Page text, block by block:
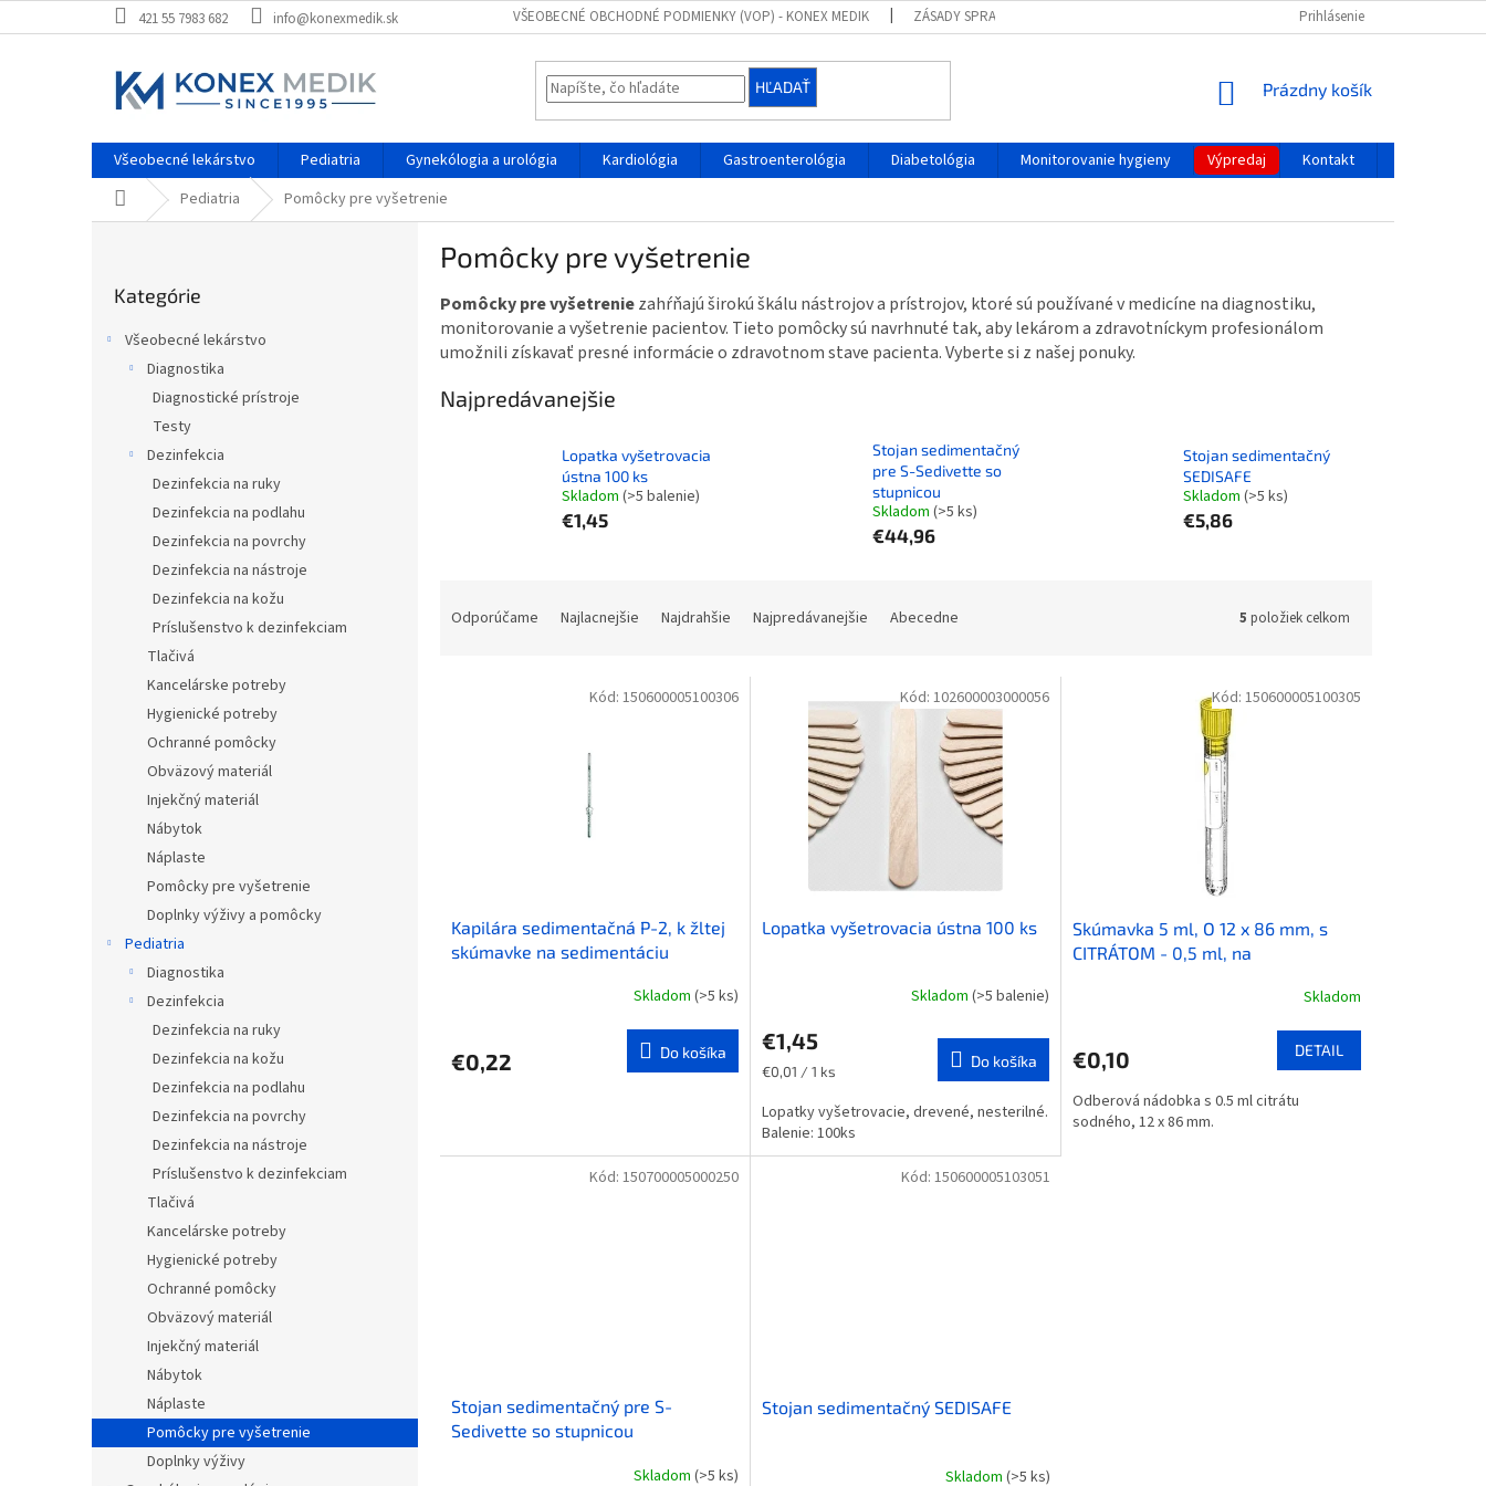
na
421 55 7983 682 info@konexmedik.sk VŠEOBECNÉ OBCHODNÉ PODMIENKY (VOP) - KONEX MEDIK ZÁSADY SPRACOVANIA A OCHRANY OSOBNÝCH ÚDAJOV REKLAMAČNÝ PORIADOK
Prihlásenie
HĽADAŤ
NÁKUPNÝ
Prázdny košík
Všeobecné lekárstvo Pediatria Gynekólogia a urológia Kardiológia Gastroenterológia Diabetológia Monitorovanie hygieny Výpredaj Kontakt
DomovPediatria Pomôcky pre vyšetrenie
kategórie
Kategórie
Všeobecné lekárstvo
Diagnostika
Diagnostické prístroje
Testy
Dezinfekcia
Dezinfekcia na ruky
Dezinfekcia na podlahu
Dezinfekcia na povrchy
Dezinfekcia na nástroje
Dezinfekcia na kožu
Príslušenstvo k dezinfekciam
Tlačivá
Kancelárske potreby
Hygienické potreby
Ochranné pomôcky
Obväzový materiál
Injekčný materiál
Nábytok
Náplaste
Pomôcky pre vyšetrenie
Doplnky výživy a pomôcky
Pediatria
Diagnostika
Dezinfekcia
Dezinfekcia na ruky
Dezinfekcia na kožu
Dezinfekcia na podlahu
Dezinfekcia na povrchy
Dezinfekcia na nástroje
Príslušenstvo k dezinfekciam
Tlačivá
Kancelárske potreby
Hygienické potreby
Ochranné pomôcky
Obväzový materiál
Injekčný materiál
Nábytok
Náplaste
Pomôcky pre vyšetrenie
Doplnky výživy
Pomôcky pre vyšetrenie
Pomôcky pre vyšetreniezahŕňajú širokú škálu nástrojov a prístrojov, ktoré sú používané v medicíne na diagnostiku,
monitorovanie a vyšetrenie pacientov. Tieto pomôcky sú navrhnuté tak, aby lekárom a zdravotníckym profesionálom
umožnili získavať presné informácie o zdravotnom stave pacienta. Vyberte si z našej ponuky.
Najpredávanejšie
Lopatka vyšetrovacia
ústna 100 ks
Skladom (>5 balenie)
€1,45
Stojan sedimentačný
pre S-Sedivette so
stupnicou
Skladom (>5 ks)
€44,96
Stojan sedimentačný
SEDISAFE
Skladom (>5 ks)
€5,86
Odporúčame Najlacnejšie Najdrahšie Najpredávanejšie Abecedne 5 položiek celkom
Kapilára sedimentačná P-2, k žltej
skúmavke na sedimentáciu
Skladom (>5 ks)
€0,22 Do košíka
Kód: 150600005100306
Lopatka vyšetrovacia ústna 100 ks
Skladom (>5 balenie)
€1,45
Jednotková
€0,01 / 1 ks
Do košíka
Lopatky vyšetrovacie, drevené, nesterilné.
Balenie: 100ks
Kód: 102600003000056
Skúmavka 5 ml, O 12 x 86 mm, s
CITRÁTOM - 0,5 ml, na
Skladom
€0,10 DETAIL
Odberová nádobka s 0.5 ml citrátu
sodného, 12 x 86 mm.
Kód: 150600005100305
Stojan sedimentačný pre S-
Sedivette so stupnicou
Skladom (>5 ks)
Kód: 150700005000250
Stojan sedimentačný SEDISAFE
Skladom (>5 ks)
Kód: 150600005103051